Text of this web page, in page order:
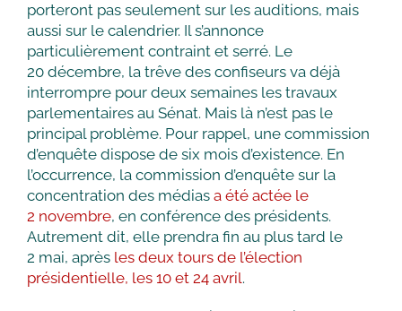
porteront pas seulement sur les auditions, mais
aussi sur le calendrier. Il s’annonce
particulièrement contraint et serré. Le
20 décembre, la trêve des confiseurs va déjà
interrompre pour deux semaines les travaux
parlementaires au Sénat. Mais là n’est pas le
principal problème. Pour rappel, une commission
d’enquête dispose de six mois d’existence. En
l’occurrence, la commission d’enquête sur la
concentration des médias a été actée le
2 novembre, en conférence des présidents.
Autrement dit, elle prendra fin au plus tard le
2 mai, après les deux tours de l’élection
présidentielle, les 10 et 24 avril.